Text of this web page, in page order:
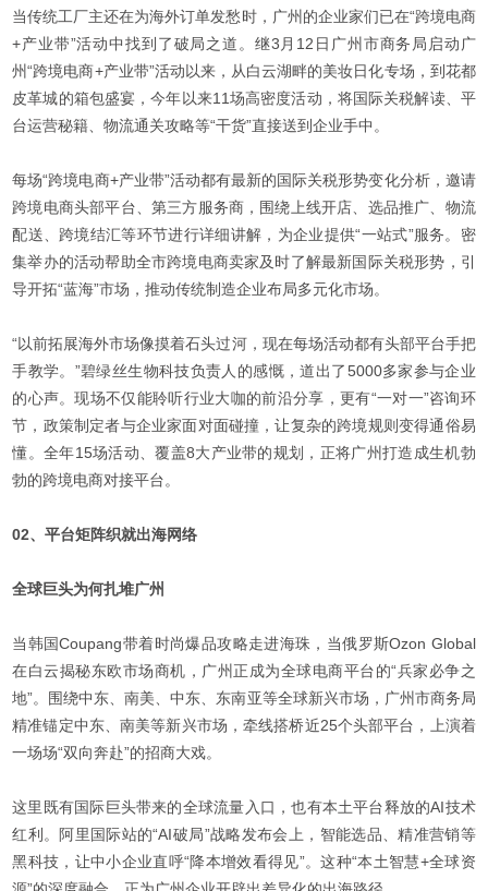
当传统工厂主还在为海外订单发愁时，广州的企业家们已在“跨境电商
+产业带”活动中找到了破局之道。继3月12日广州市商务局启动广
州“跨境电商+产业带”活动以来，从白云湖畔的美妆日化专场，到花都
皮革城的箱包盛宴，今年以来11场高密度活动，将国际关税解读、平
台运营秘籍、物流通关攻略等“干货”直接送到企业手中。
每场“跨境电商+产业带”活动都有最新的国际关税形势变化分析，邀请
跨境电商头部平台、第三方服务商，围绕上线开店、选品推广、物流
配送、跨境结汇等环节进行详细讲解，为企业提供“一站式”服务。密
集举办的活动帮助全市跨境电商卖家及时了解最新国际关税形势，引
导开拓“蓝海”市场，推动传统制造企业布局多元化市场。
“以前拓展海外市场像摸着石头过河，现在每场活动都有头部平台手把
手教学。”碧绿丝生物科技负责人的感慨，道出了5000多家参与企业
的心声。现场不仅能聆听行业大咖的前沿分享，更有“一对一”咨询环
节，政策制定者与企业家面对面碰撞，让复杂的跨境规则变得通俗易
懂。全年15场活动、覆盖8大产业带的规划，正将广州打造成生机勃
勃的跨境电商对接平台。
02、平台矩阵织就出海网络
全球巨头为何扎堆广州
当韩国Coupang带着时尚爆品攻略走进海珠，当俄罗斯Ozon Global
在白云揭秘东欧市场商机，广州正成为全球电商平台的“兵家必争之
地”。围绕中东、南美、中东、东南亚等全球新兴市场，广州市商务局
精准锚定中东、南美等新兴市场，牵线搭桥近25个头部平台，上演着
一场场“双向奔赴”的招商大戏。
这里既有国际巨头带来的全球流量入口，也有本土平台释放的AI技术
红利。阿里国际站的“AI破局”战略发布会上，智能选品、精准营销等
黑科技，让中小企业直呼“降本增效看得见”。这种“本土智慧+全球资